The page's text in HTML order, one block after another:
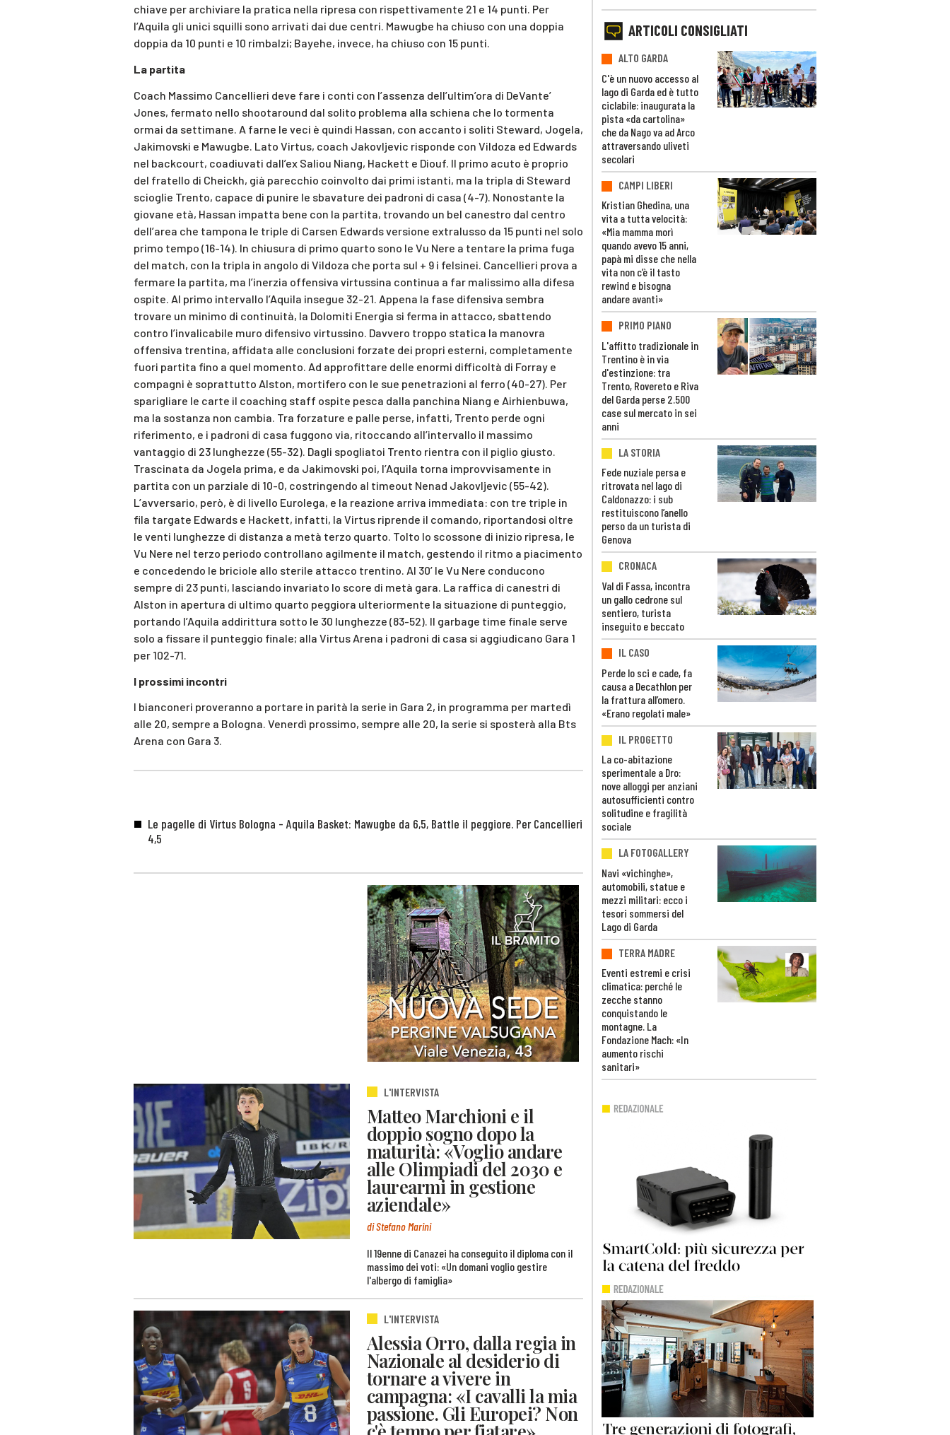
chiave per archiviare la pratica nella ripresa con rispettivamente 21 e 14 punti. Per
l’Aquila gli unici squilli sono arrivati dai due centri. Mawugbe ha chiuso con una doppia
doppia da 10 punti e 10 rimbalzi; Bayehe, invece, ha chiuso con 15 punti.
La partita
Coach Massimo Cancellieri deve fare i conti con l’assenza dell’ultim’ora di DeVante’
Jones, fermato nello shootaround dal solito problema alla schiena che lo tormenta
ormai da settimane. A farne le veci è quindi Hassan, con accanto i soliti Steward, Jogela,
Jakimovski e Mawugbe. Lato Virtus, coach Jakovljevic risponde con Vildoza ed Edwards
nel backcourt, coadiuvati dall’ex Saliou Niang, Hackett e Diouf. Il primo acuto è proprio
del fratello di Cheickh, già parecchio coinvolto dai primi istanti, ma la tripla di Steward
scioglie Trento, capace di punire le sbavature dei padroni di casa (4-7). Nonostante la
giovane età, Hassan impatta bene con la partita, trovando un bel canestro dal centro
dell’area che tampona le triple di Carsen Edwards versione extralusso da 15 punti nel solo
primo tempo (16-14). In chiusura di primo quarto sono le Vu Nere a tentare la prima fuga
del match, con la tripla in angolo di Vildoza che porta sul + 9 i felsinei. Cancellieri prova a
fermare la partita, ma l’inerzia offensiva virtussina continua a far malissimo alla difesa
ospite. Al primo intervallo l’Aquila insegue 32-21. Appena la fase difensiva sembra
trovare un minimo di continuità, la Dolomiti Energia si ferma in attacco, sbattendo
contro l’invalicabile muro difensivo virtussino. Davvero troppo statica la manovra
offensiva trentina, affidata alle conclusioni forzate dei propri esterni, completamente
fuori partita fino a quel momento. Ad approfittare delle enormi difficoltà di Forray e
compagni è soprattutto Alston, mortifero con le sue penetrazioni al ferro (40-27). Per
sparigliare le carte il coaching staff ospite pesca dalla panchina Niang e Airhienbuwa,
ma la sostanza non cambia. Tra forzature e palle perse, infatti, Trento perde ogni
riferimento, e i padroni di casa fuggono via, ritoccando all’intervallo il massimo
vantaggio di 23 lunghezze (55-32). Dagli spogliatoi Trento rientra con il piglio giusto.
Trascinata da Jogela prima, e da Jakimovski poi, l’Aquila torna improvvisamente in
partita con un parziale di 10-0, costringendo al timeout Nenad Jakovljevic (55-42).
L’avversario, però, è di livello Eurolega, e la reazione arriva immediata: con tre triple in
fila targate Edwards e Hackett, infatti, la Virtus riprende il comando, riportandosi oltre
le venti lunghezze di distanza a metà terzo quarto. Tolto lo scossone di inizio ripresa, le
Vu Nere nel terzo periodo controllano agilmente il match, gestendo il ritmo a piacimento
e concedendo le briciole allo sterile attacco trentino. Al 30’ le Vu Nere conducono
sempre di 23 punti, lasciando invariato lo score di metà gara. La raffica di canestri di
Alston in apertura di ultimo quarto peggiora ulteriormente la situazione di punteggio,
portando l’Aquila addirittura sotto le 30 lunghezze (83-52). Il garbage time finale serve
solo a fissare il punteggio finale; alla Virtus Arena i padroni di casa si aggiudicano Gara 1
per 102-71.
I prossimi incontri
I bianconeri proveranno a portare in parità la serie in Gara 2, in programma per martedì
alle 20, sempre a Bologna. Venerdì prossimo, sempre alle 20, la serie si sposterà alla Bts
Arena con Gara 3.
Le pagelle di Virtus Bologna - Aquila Basket: Mawugbe da 6,5, Battle il peggiore. Per Cancellieri
4,5
L'INTERVISTA
Matteo Marchioni e il
doppio sogno dopo la
maturità: «Voglio andare
alle Olimpiadi del 2030 e
laurearmi in gestione
aziendale»
di Stefano Marini
Il 19enne di Canazei ha conseguito il diploma con il
massimo dei voti: «Un domani voglio gestire
l'albergo di famiglia»
L'INTERVISTA
Alessia Orro, dalla regia in
Nazionale al desiderio di
tornare a vivere in
campagna: «I cavalli la mia
passione. Gli Europei? Non
ARTICOLI CONSIGLIATI
ALTO GARDA
C'è un nuovo accesso al
lago di Garda ed è tutto
ciclabile: inaugurata la
pista «da cartolina»
che da Nago va ad Arco
attraversando uliveti
secolari
CAMPI LIBERI
Kristian Ghedina, una
vita a tutta velocità:
«Mia mamma morì
quando avevo 15 anni,
papà mi disse che nella
vita non c’è il tasto
rewind e bisogna
andare avanti»
PRIMO PIANO
L'affitto tradizionale in
Trentino è in via
d'estinzione: tra
Trento, Rovereto e Riva
del Garda perse 2.500
case sul mercato in sei
anni
LA STORIA
Fede nuziale persa e
ritrovata nel lago di
Caldonazzo: i sub
restituiscono l’anello
perso da un turista di
Genova
CRONACA
Val di Fassa, incontra
un gallo cedrone sul
sentiero, turista
inseguito e beccato
IL CASO
Perde lo sci e cade, fa
causa a Decathlon per
la frattura all’omero.
«Erano regolati male»
IL PROGETTO
La co-abitazione
sperimentale a Dro:
nove alloggi per anziani
autosufficienti contro
solitudine e fragilità
sociale
LA FOTOGALLERY
Navi «vichinghe»,
automobili, statue e
mezzi militari: ecco i
tesori sommersi del
Lago di Garda
TERRA MADRE
Eventi estremi e crisi
climatica: perché le
zecche stanno
conquistando le
montagne. La
Fondazione Mach: «In
aumento rischi
sanitari»